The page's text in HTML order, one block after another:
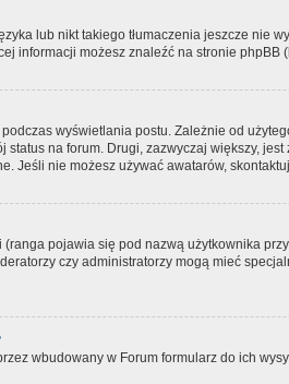
lub nikt takiego tłumaczenia jeszcze nie
informacji możesz znaleźć na stronie phpBB
wyświetlania postu. Zależnie od
status na forum. Drugi, zazwyczaj większy,
Jeśli nie możesz używać awatarów,
pojawia się pod nazwą użytkownika
czy administratorzy mogą mieć
wbudowany w Forum formularz do ich